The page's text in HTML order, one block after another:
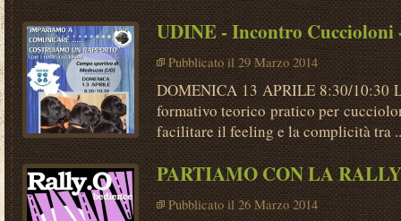
UDINE - Incontro Cuccioloni
Pubblicato il 29 Marzo 2014
DOMENICA 13 APRILE 8:30/10:30
formativo teorico pratico per
facilitare il feeling e la complicità tra
PARTIAMO CON LA
Pubblicato il 26 Marzo 2014